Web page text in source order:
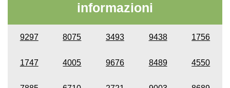
informazioni
9297 8075 3493 9438 1756
1747 4005 9676 8489 4550